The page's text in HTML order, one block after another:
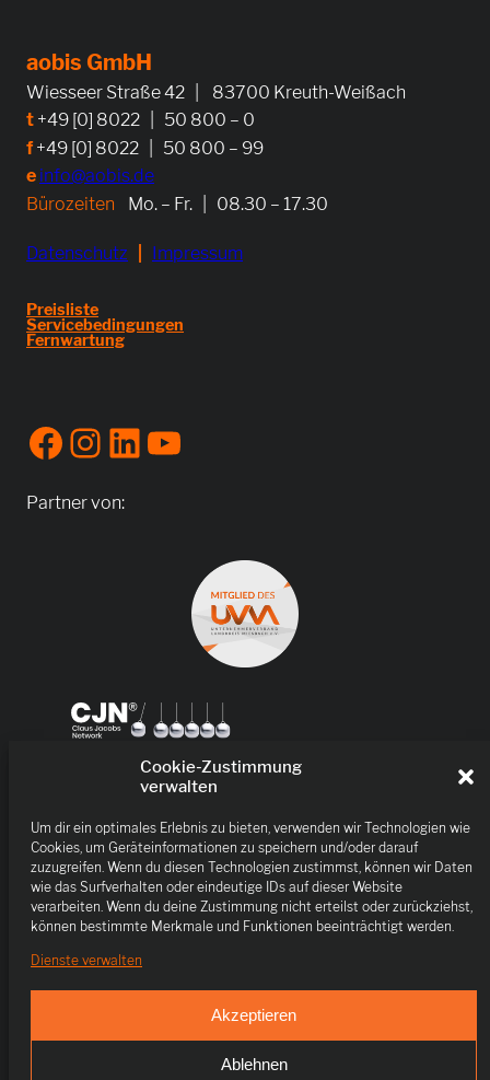
Cookie-Zustimmung
verwalten
Um dir ein optimales Erlebnis zu bieten, verwenden wir Technologien wie
Cookies, um Geräteinformationen zu speichern und/oder darauf
zuzugreifen. Wenn du diesen Technologien zustimmst, können wir Daten
wie das Surfverhalten oder eindeutige IDs auf dieser Website
verarbeiten. Wenn du deine Zustimmung nicht erteilst oder zurückziehst,
können bestimmte Merkmale und Funktionen beeinträchtigt werden.
Dienste verwalten
Akzeptieren
Ablehnen
aobis GmbH
Wiesseer Straße 42 | 83700 Kreuth-Weißach
t +49 [0] 8022 | 50 800 – 0
f +49 [0] 8022 | 50 800 – 99
e info@aobis.de
Bürozeiten
Mo. – Fr. | 08.30 – 17.30
Datenschutz Impressum
Preisliste
Servicebedingungen
Fernwartung
Facebook
Instagram
LinkedIn
YouTube
Partner von: